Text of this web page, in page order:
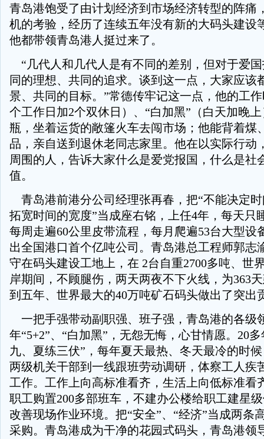
青岛港饱受了由计划经济到市场经济转型的阵痛
机的考验，经历了连续五年没有新的大码头建设
他都带领青岛港人挺过来了。
“几代人和几代人是有不同的差别，但对于爱
同的理想、共同的追求。谈到这一点，大家应该
景、共同的目标。”常德传牢记这一点，他的工作
个工作日加2个双休日）、“白加黑”（白天加晚
瓶，坐着运货的敞篷火车去闯市场；他能背着煤
品，亲自送到退休老同志家里。他在以实际行动
周围的人，告诉大家什么是爱党报国，什么是社
值。
青岛港前港分公司经理张再春，把“不能决定
拓宽时间的宽度”当成座右铭，上任4年，每天只
每周走遍60公里皮带流程，每月爬遍53台大型设
出全国港口首个亿吨公司。青岛港总工程师郭志
守在码头建设工地上，在 2台自重2700多吨、世
岸期间，不顾腿伤，两天两夜不下火线，为363
到五年、世界最大的40万吨矿石码头做出了突出
一把手强带动副职强、班子强，青岛港的各级
年“5+2”、“白加黑”，无怨无悔，心甘情愿。20
九、夏练三伏”，每年夏天最热、冬天最冷的时
两级机关干部到一线跟班劳动调研，体察工人疾
工作。工作上向高标准看齐，生活上向低标准看
职工购置200多部班车，不建办公楼给职工建星
改善现场作业环境。把“安全”、“经济”当成两条
采购。青岛港成为干净的花园式码头，青岛港领